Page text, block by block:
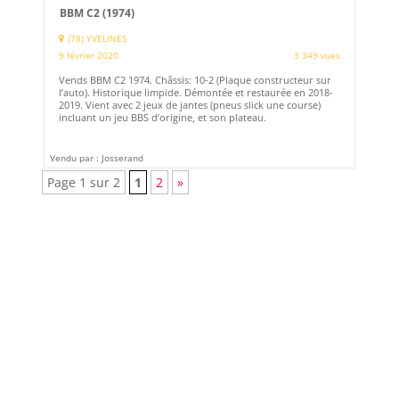
BBM C2 (1974)
(78) YVELINES
9 février 2020
3 349 vues
Vends BBM C2 1974. Châssis: 10-2 (Plaque constructeur sur
l’auto). Historique limpide. Démontée et restaurée en 2018-
2019. Vient avec 2 jeux de jantes (pneus slick une course)
incluant un jeu BBS d’origine, et son plateau.
Vendu par : Josserand
Page 1 sur 2 1 2 »